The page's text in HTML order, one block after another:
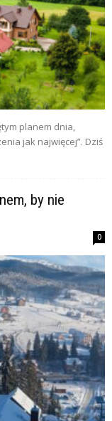
planem dnia,
jak najwięcej”. Dziś
by nie
0